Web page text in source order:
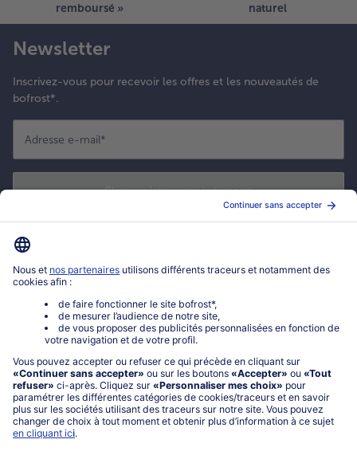
remboursé »
naturel
Newsletter
Inscrivez-vous pour recevoir les offres et les nouveautés de
bofrost*.
Adresse e-mail*
S'enregistrer maintenant
Mon compte bofrost*
service@bofrost.fr
0801 902 406
Lu-Ve : 9h - 20h (appel non surtaxé)